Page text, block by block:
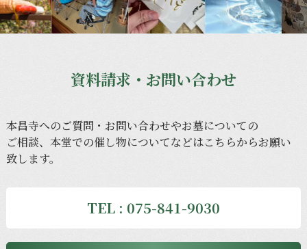
資料請求・お問い合わせ
本昌寺へのご質問・ お問い合わせやお墓についての
ご相談、 本堂での催し物についてなどはこちらからお願い
致します。
TEL : 075-841-9030